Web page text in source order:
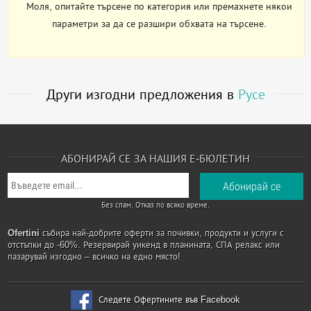
Моля, опитайте търсене по категория или премахнете някои
параметри за да се разшири обхвата на търсене.
Други изгодни предложения в Русе
АБОНИРАЙ СЕ ЗА НАШИЯ Е-БЮЛЕТИН
Без спам. Отказ по всяко време.
Ofertini събира най-добрите оферти за почивки, продукти и услуги с
отстъпки до -60%. Резервирай уикенд в планината, СПА релакс или
пазарувай изгодно – всичко на едно място!
Следете Офертините във Facebook